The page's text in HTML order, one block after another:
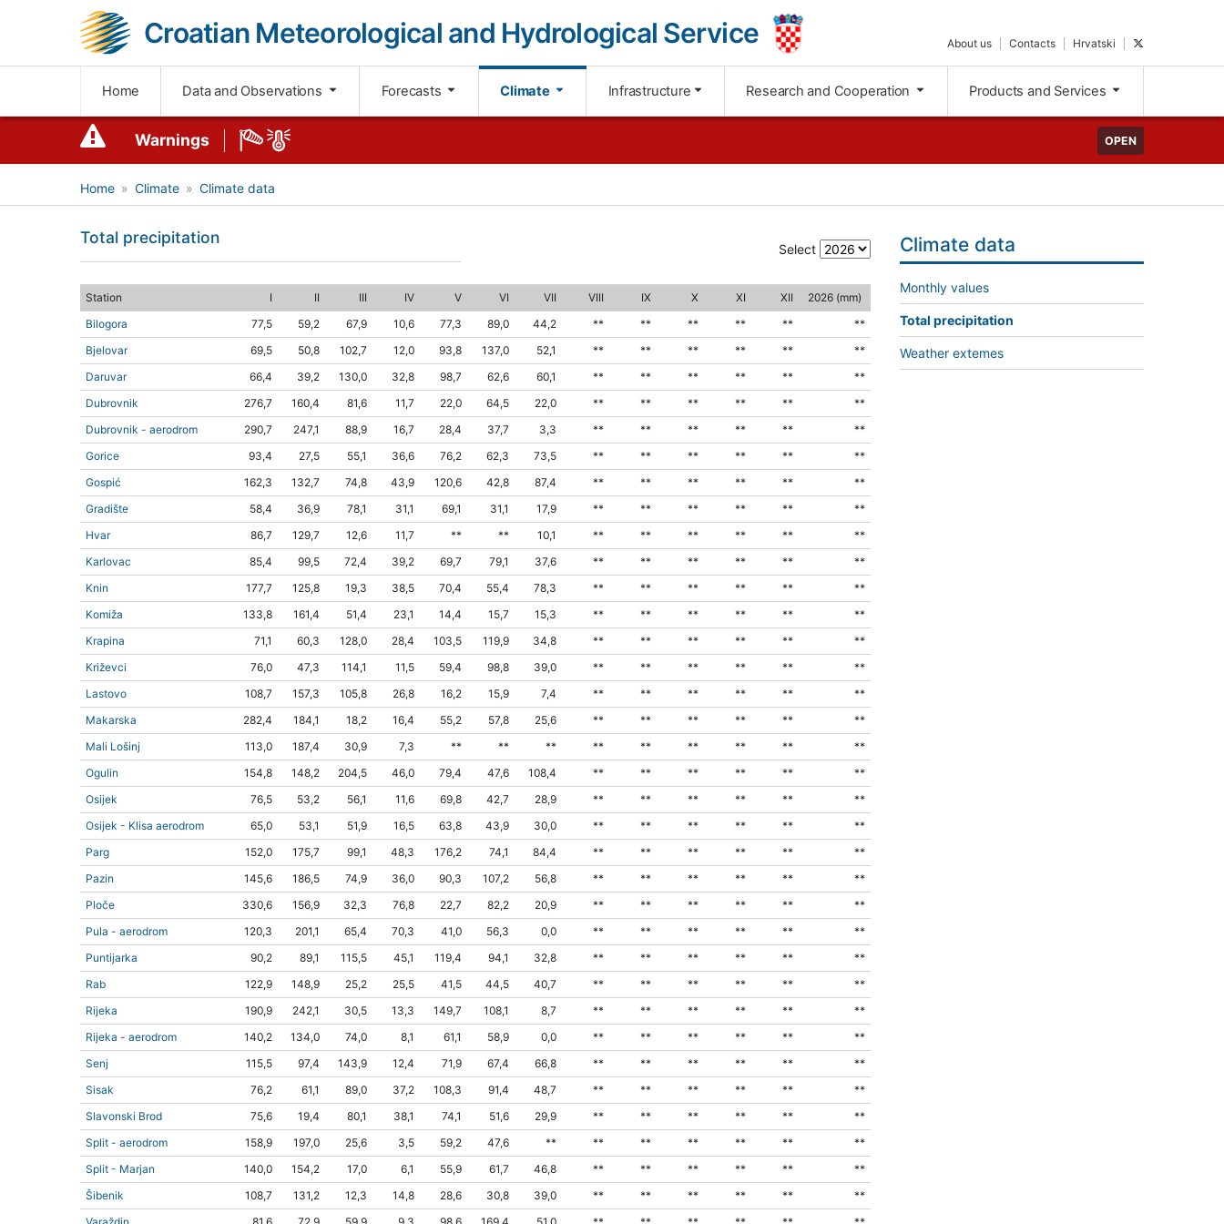
Croatian Meteorological and Hydrological Service About us Contacts Hrvatski
Home Data and Observations Forecasts Climate Infrastructure Research and Cooperation Products and Services
Warnings OPEN
Home Climate Climate data
Total precipitation
Select
Station I II III IV V VI VII VIII IX X XI XII
2026 (mm)
Bilogora
77,5 59,2 67,9 10,6 77,3 89,0 44,2 ** ** ** ** **
**
Bjelovar
69,5 50,8 102,7 12,0 93,8 137,0 52,1 ** ** ** ** **
**
Daruvar
66,4 39,2 130,0 32,8 98,7 62,6 60,1 ** ** ** ** **
**
Dubrovnik
276,7 160,4 81,6 11,7 22,0 64,5 22,0 ** ** ** ** **
**
Dubrovnik - aerodrom
290,7 247,1 88,9 16,7 28,4 37,7 3,3 ** ** ** ** **
**
Gorice
93,4 27,5 55,1 36,6 76,2 62,3 73,5 ** ** ** ** **
**
Gospić
162,3 132,7 74,8 43,9 120,6 42,8 87,4 ** ** ** ** **
**
Gradište
58,4 36,9 78,1 31,1 69,1 31,1 17,9 ** ** ** ** **
**
Hvar
86,7 129,7 12,6 11,7 ** ** 10,1 ** ** ** ** **
**
Karlovac
85,4 99,5 72,4 39,2 69,7 79,1 37,6 ** ** ** ** **
**
Knin
177,7 125,8 19,3 38,5 70,4 55,4 78,3 ** ** ** ** **
**
Komiža
133,8 161,4 51,4 23,1 14,4 15,7 15,3 ** ** ** ** **
**
Krapina
71,1 60,3 128,0 28,4 103,5 119,9 34,8 ** ** ** ** **
**
Križevci
76,0 47,3 114,1 11,5 59,4 98,8 39,0 ** ** ** ** **
**
Lastovo
108,7 157,3 105,8 26,8 16,2 15,9 7,4 ** ** ** ** **
**
Makarska
282,4 184,1 18,2 16,4 55,2 57,8 25,6 ** ** ** ** **
**
Mali Lošinj
113,0 187,4 30,9 7,3 ** ** ** ** ** ** ** **
**
Ogulin
154,8 148,2 204,5 46,0 79,4 47,6 108,4 ** ** ** ** **
**
Osijek
76,5 53,2 56,1 11,6 69,8 42,7 28,9 ** ** ** ** **
**
Osijek - Klisa aerodrom
65,0 53,1 51,9 16,5 63,8 43,9 30,0 ** ** ** ** **
**
Parg
152,0 175,7 99,1 48,3 176,2 74,1 84,4 ** ** ** ** **
**
Pazin
145,6 186,5 74,9 36,0 90,3 107,2 56,8 ** ** ** ** **
**
Ploče
330,6 156,9 32,3 76,8 22,7 82,2 20,9 ** ** ** ** **
**
Pula - aerodrom
120,3 201,1 65,4 70,3 41,0 56,3 0,0 ** ** ** ** **
**
Puntijarka
90,2 89,1 115,5 45,1 119,4 94,1 32,8 ** ** ** ** **
**
Rab
122,9 148,9 25,2 25,5 41,5 44,5 40,7 ** ** ** ** **
**
Rijeka
190,9 242,1 30,5 13,3 149,7 108,1 8,7 ** ** ** ** **
**
Rijeka - aerodrom
140,2 134,0 74,0 8,1 61,1 58,9 0,0 ** ** ** ** **
**
Senj
115,5 97,4 143,9 12,4 71,9 67,4 66,8 ** ** ** ** **
**
Sisak
76,2 61,1 89,0 37,2 108,3 91,4 48,7 ** ** ** ** **
**
Slavonski Brod
75,6 19,4 80,1 38,1 74,1 51,6 29,9 ** ** ** ** **
**
Split - aerodrom
158,9 197,0 25,6 3,5 59,2 47,6 ** ** ** ** ** **
**
Split - Marjan
140,0 154,2 17,0 6,1 55,9 61,7 46,8 ** ** ** ** **
**
Šibenik
108,7 131,2 12,3 14,8 28,6 30,8 39,0 ** ** ** ** **
**
Climate data
Monthly values
Total precipitation
Weather extemes